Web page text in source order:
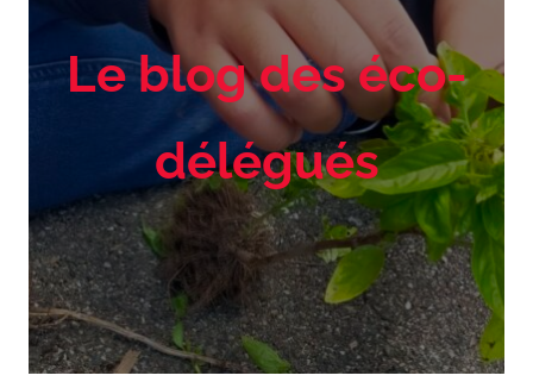
Le blog des éco-
délégués